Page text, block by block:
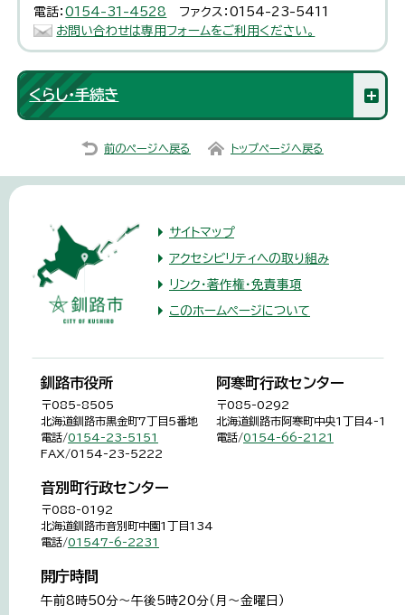
電話：0154-31-4528
ファクス：0154-23-5411
お問い合わせは専用フォームをご利用ください。
くらし・手続き
前のページへ戻る トップページへ戻る
サイトマップ
アクセシビリティへの取り組み
リンク・著作権・免責事項
このホームページについて
釧路市役所
〒085-8505
北海道釧路市黒金町7丁目5番地
電話/0154-23-5151
FAX/0154-23-5222
阿寒町行政センター
〒085-0292
北海道釧路市阿寒町中央1丁目4-1
電話/0154-66-2121
音別町行政センター
〒088-0192
北海道釧路市音別町中園1丁目134
電話/01547-6-2231
開庁時間
午前8時50分～午後5時20分（月～金曜日）